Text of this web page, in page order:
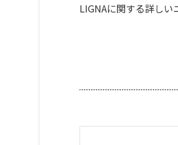
LIGNAに関する詳しい